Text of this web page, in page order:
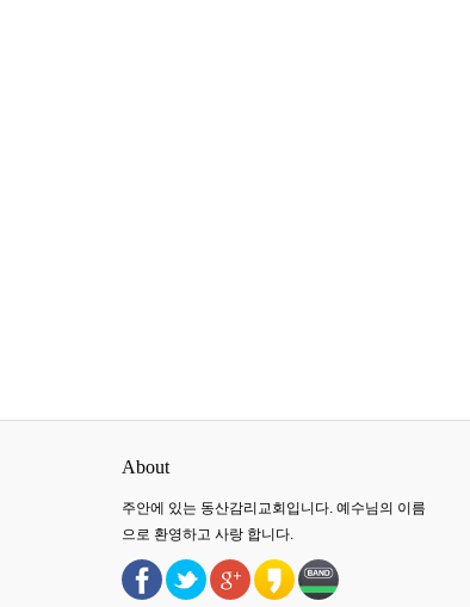
About
주안에 있는 동산감리교회입니다. 예수님의 이름
으로 환영하고 사랑 합니다.